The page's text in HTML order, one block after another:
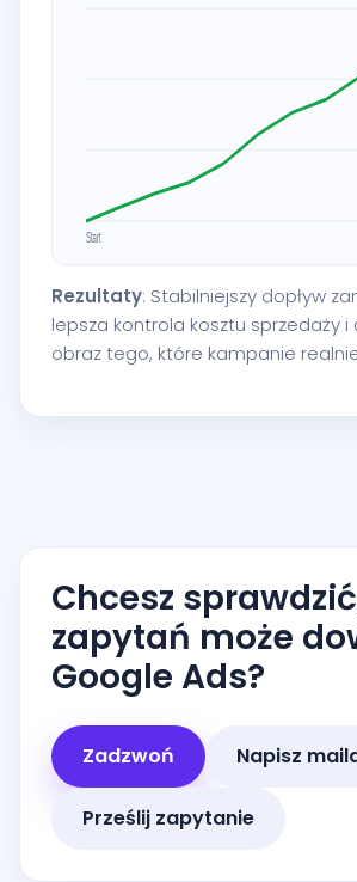
Rezultaty: Stabilniejszy dopływ
lepsza kontrola kosztu sprzedaży i
obraz tego, które kampanie
Chcesz
zapytań może
Google Ads?
Zadzwoń Napisz
Prześlij zapytanie